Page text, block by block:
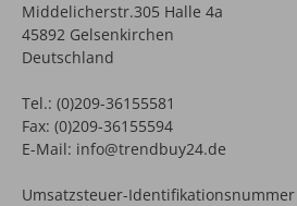
Middelicherstr.305 Halle 4a
45892 Gelsenkirchen
Deutschland
Tel.: (0)209-36155581
Fax: (0)209-36155594
E-Mail: info@trendbuy24.de
Umsatzsteuer-Identifikationsnummer